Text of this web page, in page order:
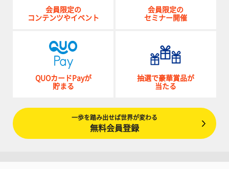
会員限定の
コンテンツやイベント
会員限定の
セミナー開催
QUOカードPayが
貯まる
抽選で豪華賞品が
当たる
一歩を踏み出せば世界が変わる
無料会員登録